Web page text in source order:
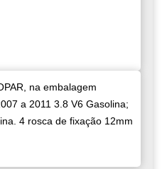
na embalagem
a 2011 3.8 V6 Gasolina;
4 rosca de fixação 12mm